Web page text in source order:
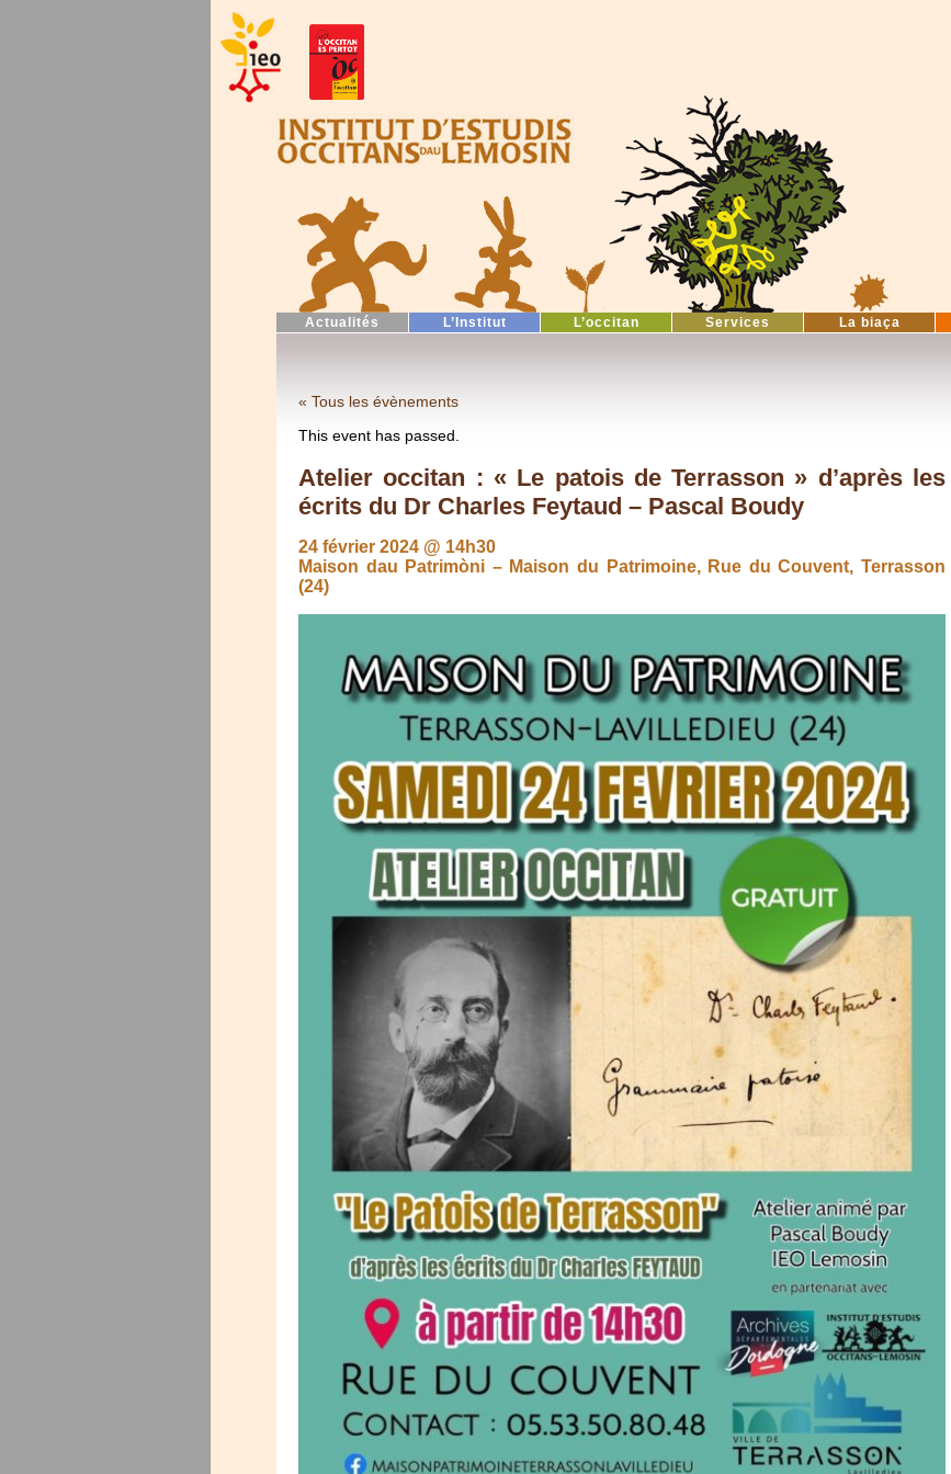
Actualités L’Institut L’occitan Services La biaça
« Tous les évènements
This event has passed.
Atelier occitan : « Le patois de Terrasson » d’après les
écrits du Dr Charles Feytaud – Pascal Boudy
24 février 2024 @ 14h30
Maison dau Patrimòni – Maison du Patrimoine, Rue du Couvent, Terrasson
(24)